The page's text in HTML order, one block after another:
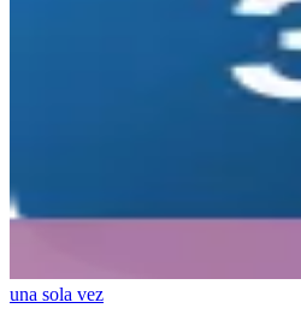
una sola vez